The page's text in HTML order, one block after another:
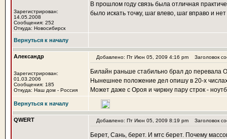
Зарегистрирован:
14.05.2008
Сообщения: 252
Откуда: Новосибирск
В прошлом году связь была отличная
было искать точку, шаг влево, шаг вправо и
Вернуться к началу
Александр
Зарегистрирован:
01.03.2006
Сообщения: 185
Откуда: Наш дом - Россия
Добавлено: Пт Июн 05, 2009 4:16 pm Заголовок
Билайн раньше стабильно брал до перевала
Нынешнее положение дел опишу в 20-х
Может даже с Ороя и чиркну пару строк -
Вернуться к началу
QWERT Добавлено: Пт Июн 05, 2009 8:19 pm Заголовок
Берет, Сань, берет. И мтс берет. Почему